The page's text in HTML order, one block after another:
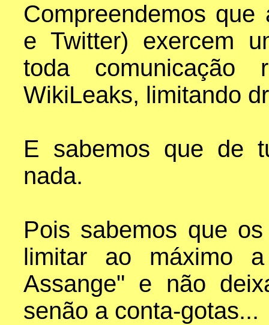
Compreendemos
e Twitter) exercem
toda comunicação
WikiLeaks, limitando
E sabemos que de
nada.
Pois sabemos que
limitar ao máximo
Assange" e não
senão a conta-gotas...